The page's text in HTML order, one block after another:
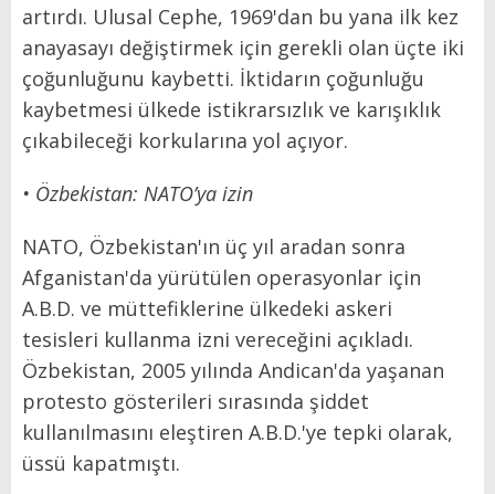
artırdı. Ulusal Cephe, 1969'dan bu yana ilk kez
anayasayı değiştirmek için gerekli olan üçte iki
çoğunluğunu kaybetti. İktidarın çoğunluğu
kaybetmesi ülkede istikrarsızlık ve karışıklık
çıkabileceği korkularına yol açıyor.
• Özbekistan: NATO’ya izin
NATO, Özbekistan'ın üç yıl aradan sonra
Afganistan'da yürütülen operasyonlar için
A.B.D. ve müttefiklerine ülkedeki askeri
tesisleri kullanma izni vereceğini açıkladı.
Özbekistan, 2005 yılında Andican'da yaşanan
protesto gösterileri sırasında şiddet
kullanılmasını eleştiren A.B.D.'ye tepki olarak,
üssü kapatmıştı.